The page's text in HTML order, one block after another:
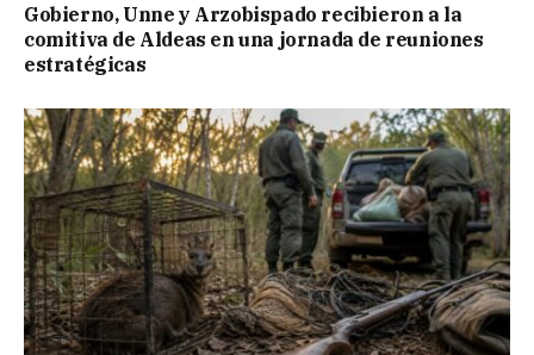
Gobierno, Unne y Arzobispado recibieron a la
comitiva de Aldeas en una jornada de reuniones
estratégicas